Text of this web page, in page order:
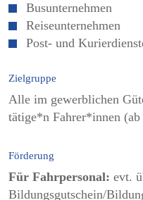
Busunternehmen
Reiseunternehmen
Post- und
Zielgruppe
Alle im gewerblichen
tätige*n Fahrer*innen
Förderung
Für Fahrpersonal: evt.
Bildungsgutschein/